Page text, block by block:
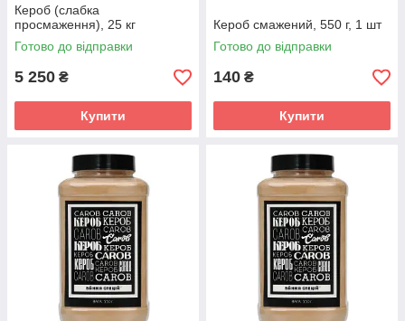
Кероб (слабка
просмаження), 25 кг
Готово до відправки
5 250 ₴
Купити
Кероб смажений, 550 г, 1 шт
Готово до відправки
140 ₴
Купити